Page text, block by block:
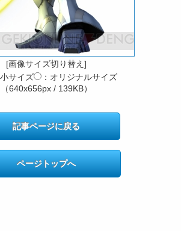
[画像サイズ切り替え]
小サイズ
：オリジナルサイズ
（640x656px / 139KB）
記事ページに戻る
ページトップへ